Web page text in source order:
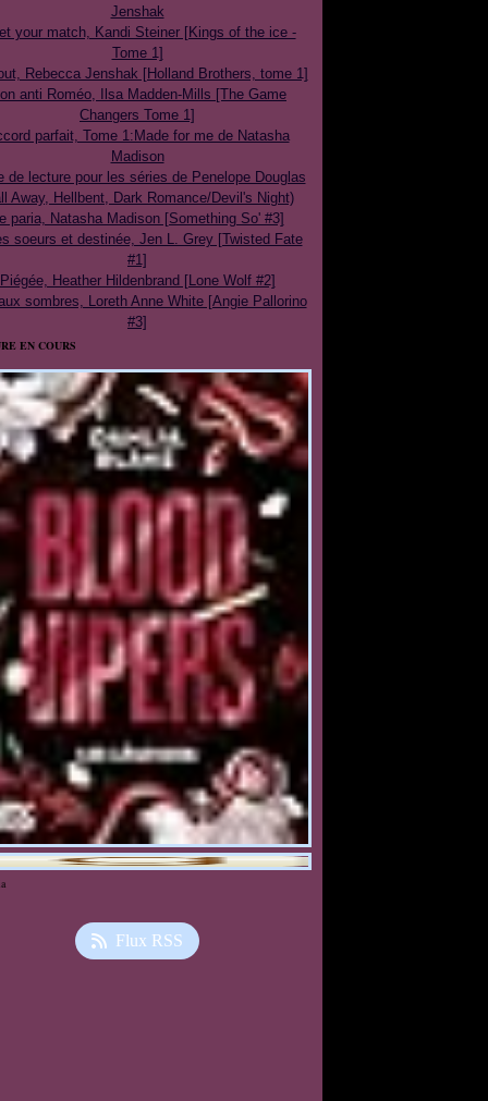
Jenshak
your match, Kandi Steiner [Kings of the ice -
Tome 1]
Rebecca Jenshak [Holland Brothers, tome 1]
anti Roméo, Ilsa Madden-Mills [The Game
Changers Tome 1]
parfait, Tome 1:Made for me de Natasha
Madison
de lecture pour les séries de Penelope Douglas
Away, Hellbent, Dark Romance/Devil's Night)
paria, Natasha Madison [Something So' #3]
soeurs et destinée, Jen L. Grey [Twisted Fate
#1]
Piégée, Heather Hildenbrand [Lone Wolf #2]
sombres, Loreth Anne White [Angie Pallorino
#3]
EN COURS
Flux RSS